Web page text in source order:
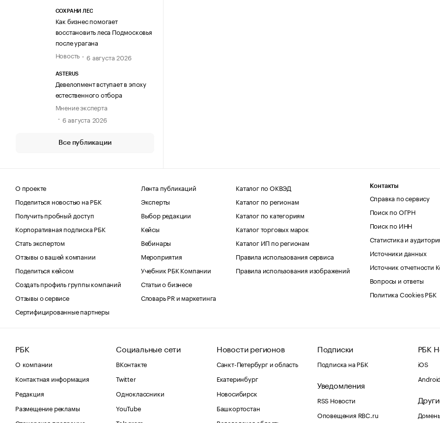
СОХРАНИ ЛЕС
Как бизнес помогает
восстановить леса Подмосковья
после урагана
Новость
6 августа 2026
ASTERUS
Девелопмент вступает в эпоху
естественного отбора
Мнение эксперта
6 августа 2026
Все публикации
О проекте
Поделиться новостью на РБК
Получить пробный доступ
Корпоративная подписка РБК
Стать экспертом
Отзывы о вашей компании
Поделиться кейсом
Создать профиль группы компаний
Отзывы о сервисе
Сертифицированные партнеры
Лента публикаций
Эксперты
Выбор редакции
Кейсы
Вебинары
Мероприятия
Учебник РБК Компании
Статьи о бизнесе
Словарь PR и маркетинга
Каталог по ОКВЭД
Каталог по регионам
Каталог по категориям
Каталог торговых марок
Каталог ИП по регионам
Правила использования сервиса
Правила использования изображений
Контакты
Справка по сервису
Поиск по ОГРН
Поиск по ИНН
Статистика и
Источники данных
Источник отчетности
Вопросы и ответы
Политика Cookies РБК
РБК
О компании
Контактная информация
Редакция
Размещение рекламы
Социальные сети
ВКонтакте
Twitter
Одноклассники
YouTube
Новости регионов
Санкт-Петербург и область
Екатеринбург
Новосибирск
Башкортостан
Подписки
Подписка на РБК
Уведомления
RSS Новости
Оповещения RBC.ru
РБК
iOS